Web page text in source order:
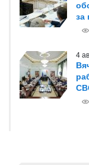
за
4